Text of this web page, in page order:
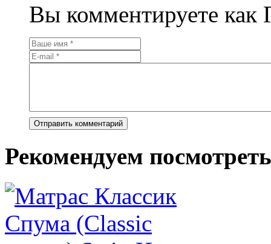
Вы комментируете как
Рекомендуем посмотреть